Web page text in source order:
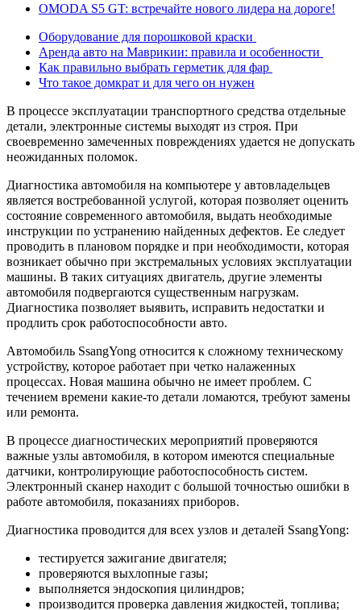
OMODA S5 GT: встречайте нового лидера на дороге!
Оборудование для порошковой краски
Аренда авто на Маврикии: правила и особенности
Как правильно выбрать герметик для фар
Что такое домкрат и для чего он нужен
В процессе эксплуатации транспортного средства отдельные
детали, электронные системы выходят из строя. При
своевременно замеченных повреждениях удается не допускать
неожиданных поломок.
Диагностика автомобиля на компьютере у автовладельцев
является востребованной услугой, которая позволяет оценить
состояние современного автомобиля, выдать необходимые
инструкции по устранению найденных дефектов. Ее следует
проводить в плановом порядке и при необходимости, которая
возникает обычно при экстремальных условиях эксплуатации
машины. В таких ситуациях двигатель, другие элементы
автомобиля подвергаются существенным нагрузкам.
Диагностика позволяет выявить, исправить недостатки и
продлить срок работоспособности авто.
Автомобиль SsangYong относится к сложному техническому
устройству, которое работает при четко налаженных
процессах. Новая машина обычно не имеет проблем. С
течением времени какие-то детали ломаются, требуют замены
или ремонта.
В процессе диагностических мероприятий проверяются
важные узлы автомобиля, в котором имеются специальные
датчики, контролирующие работоспособность систем.
Электронный сканер находит с большой точностью ошибки в
работе автомобиля, показаниях приборов.
Диагностика проводится для всех узлов и деталей SsangYong:
тестируется зажигание двигателя;
проверяются выхлопные газы;
выполняется эндоскопия цилиндров;
производится проверка давления жидкостей, топлива;